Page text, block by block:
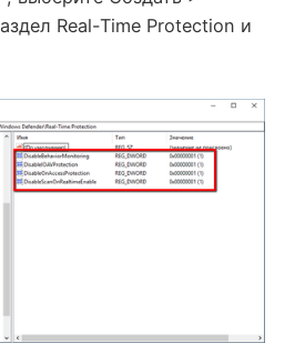
Real-Time Protection и